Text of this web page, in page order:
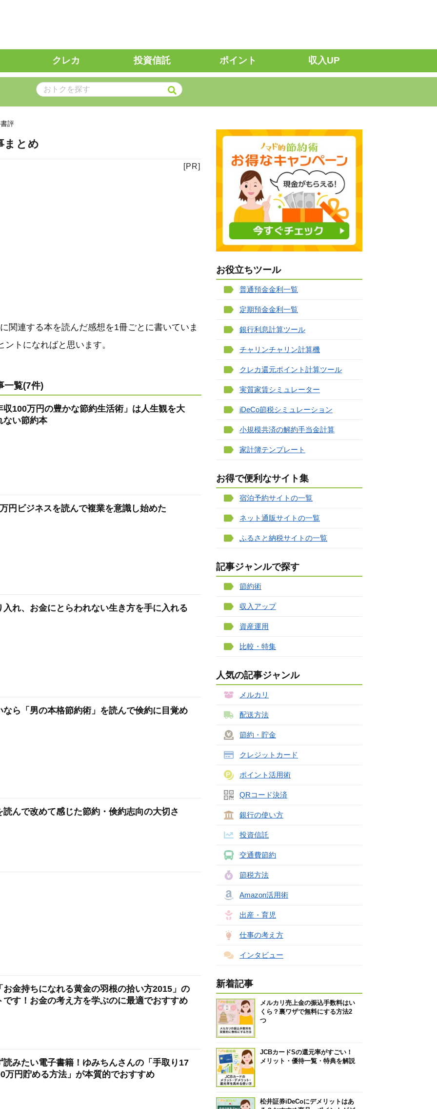
クレカ 投資信託 ポイント 収入UP
評
まとめ
関連する本を読んだ感想を1冊ごとに書いていま
トになればと思います。
一覧(7件)
100万円の豊かな節約生活術」は人生観を大
ない節約本
円ビジネスを読んで複業を意識し始めた
れ、お金にとらわれない生き方を手に入れる
ら「男の本格節約術」を読んで倹約に目覚め
んで改めて感じた節約・倹約志向の大切さ
金持ちになれる黄金の羽根の拾い方2015」の
す！お金の考え方を学ぶのに最適でおすすめ
みたい電子書籍！ゆみちんさんの「手取り17
万円貯める方法」が本質的でおすすめ
お役立ちツール
普通預金金利一覧
定期預金金利一覧
銀行利息計算ツール
チャリンチャリン計算機
クレカ還元ポイント計算ツール
実質家賃シミュレーター
iDeCo節税シミュレーション
小規模共済の解約手当金計算
家計簿テンプレート
お得で便利なサイト集
宿泊予約サイトの一覧
ネット通販サイトの一覧
ふるさと納税サイトの一覧
記事ジャンルで探す
節約術
収入アップ
資産運用
比較・特集
人気の記事ジャンル
メルカリ
配送方法
節約・貯金
クレジットカード
ポイント活用術
QRコード決済
銀行の使い方
投資信託
交通費節約
節税方法
Amazon活用術
出産・育児
仕事の考え方
インタビュー
新着記事
メルカリ売上金の振込手数料はい
くら？裏ワザで無料にする方法2
つ
JCBカードSの還元率がすごい！
メリット・優待一覧・特典を解説
松井証券iDeCoにデメリットはあ